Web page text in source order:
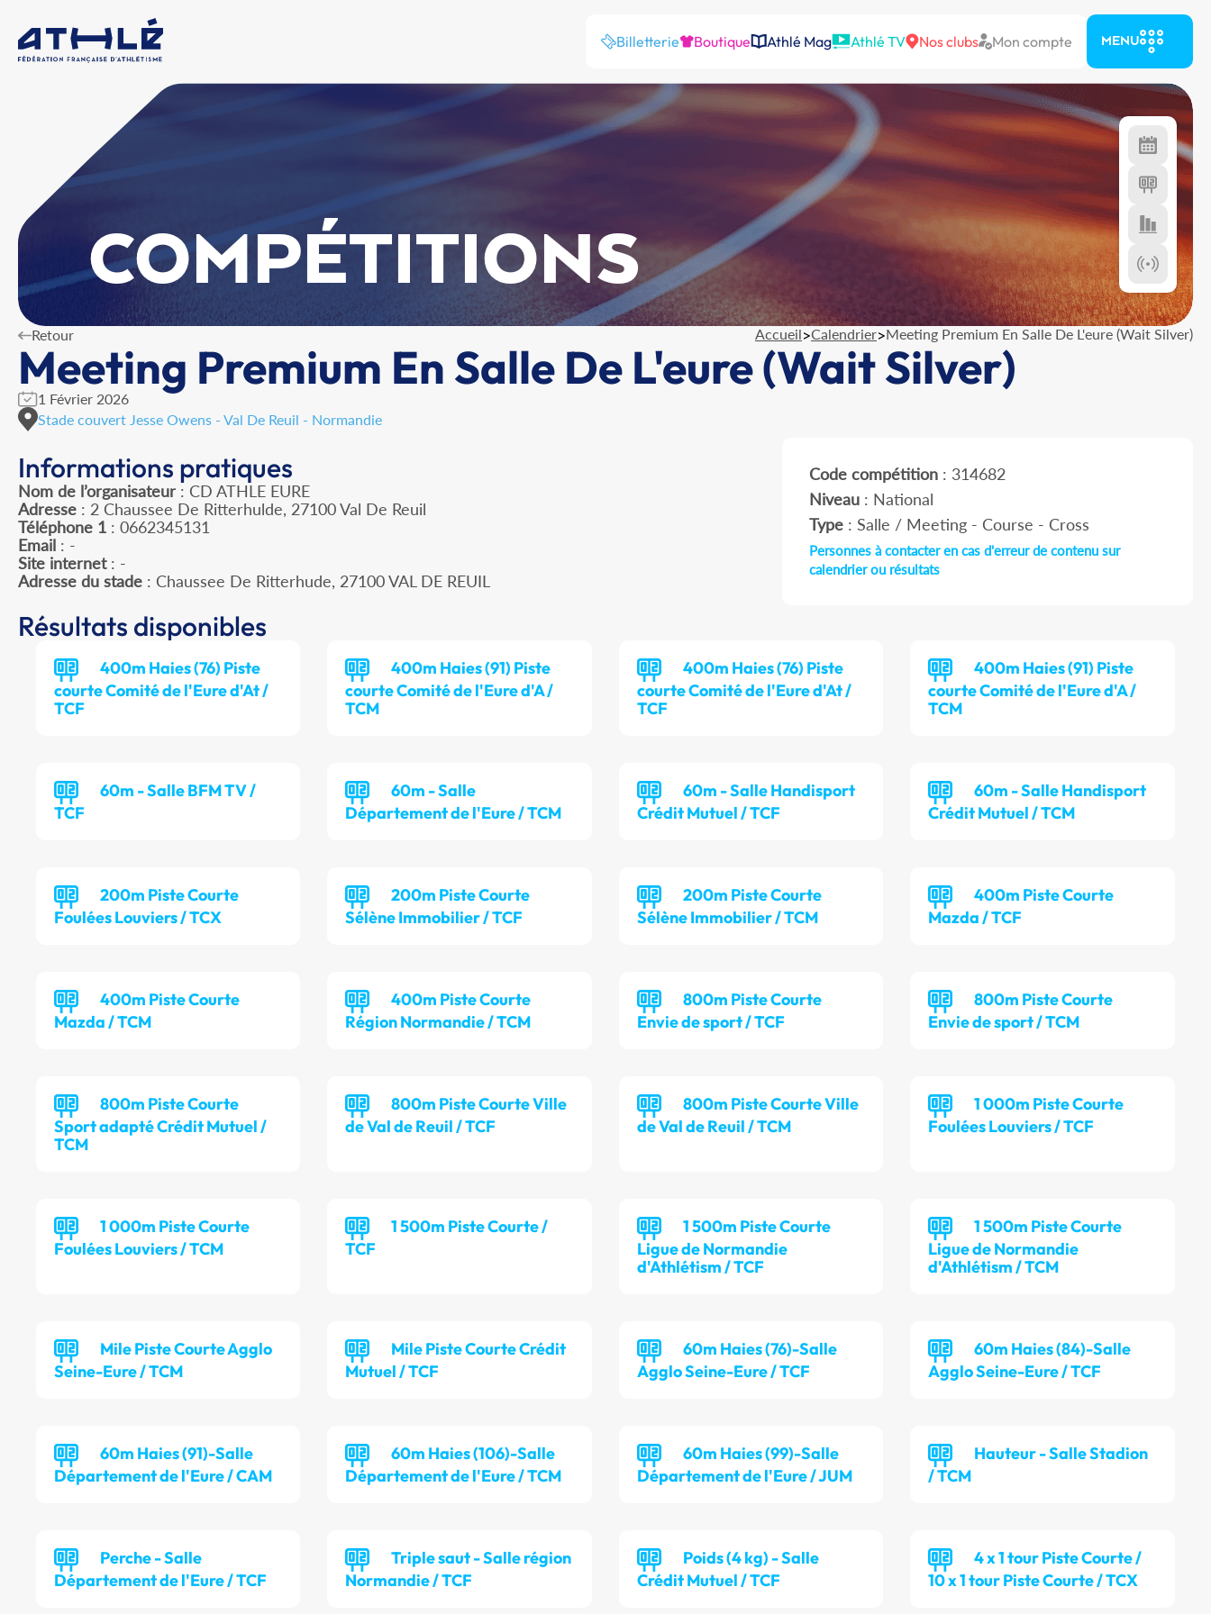
Billetterie Boutique Athlé Mag Athlé TV Nos clubs Mon compte MENU
COMPÉTITIONS
Retour Accueil>Calendrier>Meeting Premium En Salle De L'eure (Wait Silver)
Meeting Premium En Salle De L'eure (Wait Silver)
1 Février 2026
Stade couvert Jesse Owens - Val De Reuil - Normandie
Informations pratiques
Nom de l’organisateur : CD ATHLE EURE
Adresse : 2 Chaussee De Ritterhulde, 27100 Val De Reuil
Téléphone 1 : 0662345131
Email : -
Site internet: -
Adresse du stade : Chaussee De Ritterhude, 27100 VAL DE REUIL
Code compétition: 314682
Niveau: National
Type: Salle / Meeting - Course - Cross
Personnes à contacter en cas d'erreur de contenu sur
calendrier ou résultats
Résultats disponibles
400m Haies (76) Piste
courte Comité de l'Eure d'At /
TCF
400m Haies (91) Piste
courte Comité de l'Eure d'A /
TCM
400m Haies (76) Piste
courte Comité de l'Eure d'At /
TCF
400m Haies (91) Piste
courte Comité de l'Eure d'A /
TCM
60m - Salle BFM TV /
TCF
60m - Salle
Département de l'Eure / TCM
60m - Salle Handisport
Crédit Mutuel / TCF
60m - Salle Handisport
Crédit Mutuel / TCM
200m Piste Courte
Foulées Louviers / TCX
200m Piste Courte
Sélène Immobilier / TCF
200m Piste Courte
Sélène Immobilier / TCM
400m Piste Courte
Mazda / TCF
400m Piste Courte
Mazda / TCM
400m Piste Courte
Région Normandie / TCM
800m Piste Courte
Envie de sport / TCF
800m Piste Courte
Envie de sport / TCM
800m Piste Courte
Sport adapté Crédit Mutuel /
TCM
800m Piste Courte Ville
de Val de Reuil / TCF
800m Piste Courte Ville
de Val de Reuil / TCM
1 000m Piste Courte
Foulées Louviers / TCF
1 000m Piste Courte
Foulées Louviers / TCM
1 500m Piste Courte /
TCF
1 500m Piste Courte
Ligue de Normandie
d'Athlétism / TCF
1 500m Piste Courte
Ligue de Normandie
d'Athlétism / TCM
Mile Piste Courte Agglo
Seine-Eure / TCM
Mile Piste Courte Crédit
Mutuel / TCF
60m Haies (76)-Salle
Agglo Seine-Eure / TCF
60m Haies (84)-Salle
Agglo Seine-Eure / TCF
60m Haies (91)-Salle
Département de l'Eure / CAM
60m Haies (106)-Salle
Département de l'Eure / TCM
60m Haies (99)-Salle
Département de l'Eure / JUM
Hauteur - Salle Stadion
/ TCM
Perche - Salle
Département de l'Eure / TCF
Triple saut - Salle région
Normandie / TCF
Poids (4 kg) - Salle
Crédit Mutuel / TCF
4 x 1 tour Piste Courte /
10 x 1 tour Piste Courte / TCX